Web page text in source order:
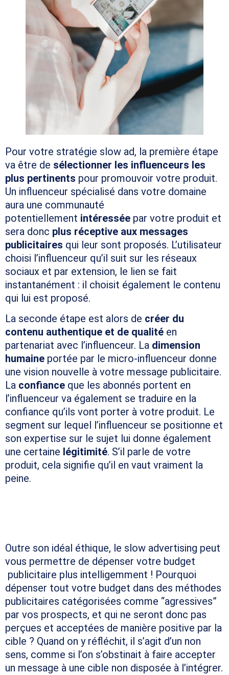
Pour votre stratégie slow ad, la première étape
va être de sélectionner les influenceurs les
plus pertinents pour promouvoir votre produit.
Un influenceur spécialisé dans votre domaine
aura une communauté
potentiellement intéressée par votre produit et
sera donc plus réceptive aux messages
publicitaires qui leur sont proposés. L’utilisateur
choisi l’influenceur qu’il suit sur les réseaux
sociaux et par extension, le lien se fait
instantanément : il choisit également le contenu
qui lui est proposé.
La seconde étape est alors de créer du
contenu authentique et de qualité en
partenariat avec l’influenceur. La dimension
humaine portée par le micro-influenceur donne
une vision nouvelle à votre message publicitaire.
La confiance que les abonnés portent en
l’influenceur va également se traduire en la
confiance qu’ils vont porter à votre produit. Le
segment sur lequel l’influenceur se positionne et
son expertise sur le sujet lui donne également
une certaine légitimité. S’il parle de votre
produit, cela signifie qu’il en vaut vraiment la
peine.
Outre son idéal éthique, le slow advertising peut
vous permettre de dépenser votre budget
publicitaire plus intelligemment ! Pourquoi
dépenser tout votre budget dans des méthodes
publicitaires catégorisées comme “agressives”
par vos prospects, et qui ne seront donc pas
perçues et acceptées de manière positive par la
cible ? Quand on y réfléchit, il s’agit d’un non
sens, comme si l’on s’obstinait à faire accepter
un message à une cible non disposée à l’intégrer.